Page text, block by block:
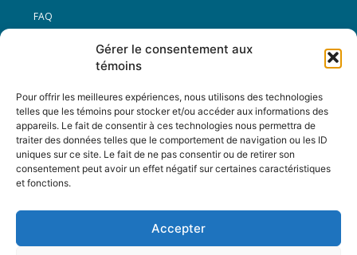
Gérer le consentement aux
témoins
Pour offrir les meilleures expériences, nous utilisons des technologies
telles que les témoins pour stocker et/ou accéder aux informations des
appareils. Le fait de consentir à ces technologies nous permettra de
traiter des données telles que le comportement de navigation ou les ID
uniques sur ce site. Le fait de ne pas consentir ou de retirer son
consentement peut avoir un effet négatif sur certaines caractéristiques
et fonctions.
Accepter
FAQ
Conditions générales
Nous Suivre
Contactez-nous :
12-3894 rue Sainte-Catherine Est,